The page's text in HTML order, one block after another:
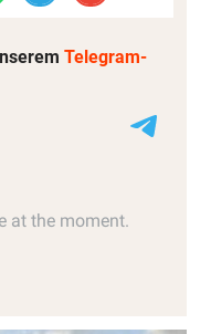
Telegram-